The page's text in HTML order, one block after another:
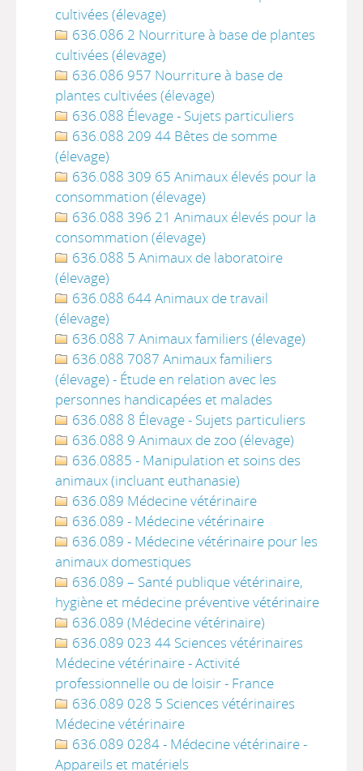
cultivées (élevage)
636.086 2 Nourriture à base de plantes
cultivées (élevage)
636.086 957 Nourriture à base de
plantes cultivées (élevage)
636.088 Élevage - Sujets particuliers
636.088 209 44 Bêtes de somme
(élevage)
636.088 309 65 Animaux élevés pour la
consommation (élevage)
636.088 396 21 Animaux élevés pour la
consommation (élevage)
636.088 5 Animaux de laboratoire
(élevage)
636.088 644 Animaux de travail
(élevage)
636.088 7 Animaux familiers (élevage)
636.088 7087 Animaux familiers
(élevage) - Étude en relation avec les
personnes handicapées et malades
636.088 8 Élevage - Sujets particuliers
636.088 9 Animaux de zoo (élevage)
636.0885 - Manipulation et soins des
animaux (incluant euthanasie)
636.089 Médecine vétérinaire
636.089 - Médecine vétérinaire
636.089 - Médecine vétérinaire pour les
animaux domestiques
636.089 – Santé publique vétérinaire,
hygiène et médecine préventive vétérinaire
636.089 (Médecine vétérinaire)
636.089 023 44 Sciences vétérinaires
Médecine vétérinaire - Activité
professionnelle ou de loisir - France
636.089 028 5 Sciences vétérinaires
Médecine vétérinaire
636.089 0284 - Médecine vétérinaire -
Appareils et matériels